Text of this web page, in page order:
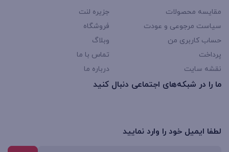
مقایسه محصولات
سیاست مرجوعی و عودت
حساب کاربری من
پرداخت
نقشه سایت
جزیره لنت
فروشگاه
وبلاگ
تماس با ما
درباره ما
ما را در شبکه‌های اجتماعی دنبال کنید
لطفا ایمیل خود را وارد نمایید